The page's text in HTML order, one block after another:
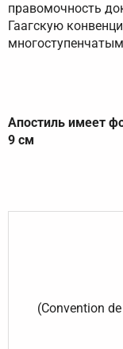
правомочность
Гаагскую
Апостиль имеет
9 см
(Convention